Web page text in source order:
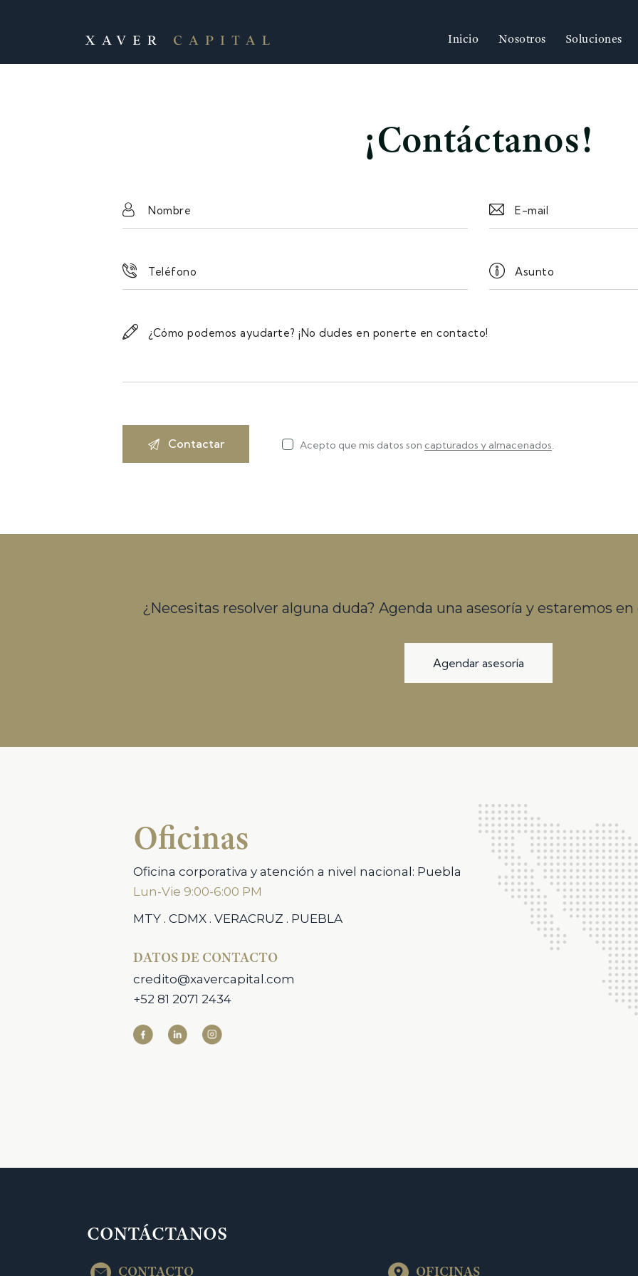
Inicio Nosotros Soluciones
¡Contáctanos!
Acepto que mis datos son capturados y almacenados.
¿Necesitas resolver alguna duda? Agenda una asesoría y estaremos
Agendar asesoría
Oficinas
Oficina corporativa y atención a nivel nacional: Puebla
Lun-Vie 9:00-6:00 PM
MTY . CDMX . VERACRUZ . PUEBLA
DATOS DE CONTACTO
credito@xavercapital.com
‎+52 81 2071 2434
CONTÁCTANOS
CONTACTO OFICINAS